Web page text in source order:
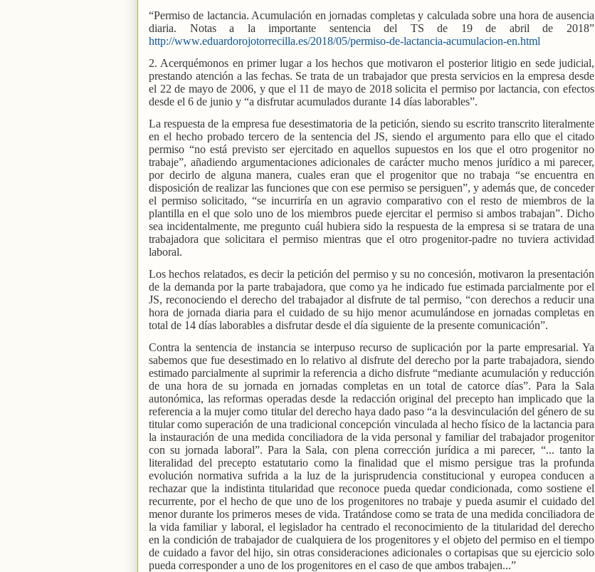
“Permiso de lactancia. Acumulación en jornadas completas y calculada sobre una hora de ausencia
diaria. Notas a la importante sentencia del TS de 19 de abril de 2018”
http://www.eduardorojotorrecilla.es/2018/05/permiso-de-lactancia-acumulacion-en.html
2. Acerquémonos en primer lugar a los hechos que motivaron el posterior litigio en sede judicial,
prestando atención a las fechas. Se trata de un trabajador que presta servicios en la empresa desde
el 22 de mayo de 2006, y que el 11 de mayo de 2018 solicita el permiso por lactancia, con efectos
desde el 6 de junio y “a disfrutar acumulados durante 14 días laborables”.
La respuesta de la empresa fue desestimatoria de la petición, siendo su escrito transcrito literalmente
en el hecho probado tercero de la sentencia del JS, siendo el argumento para ello que el citado
permiso “no está previsto ser ejercitado en aquellos supuestos en los que el otro progenitor no
trabaje”, añadiendo argumentaciones adicionales de carácter mucho menos jurídico a mi parecer,
por decirlo de alguna manera, cuales eran que el progenitor que no trabaja “se encuentra en
disposición de realizar las funciones que con ese permiso se persiguen”, y además que, de conceder
el permiso solicitado, “se incurriría en un agravio comparativo con el resto de miembros de la
plantilla en el que solo uno de los miembros puede ejercitar el permiso si ambos trabajan”. Dicho
sea incidentalmente, me pregunto cuál hubiera sido la respuesta de la empresa si se tratara de una
trabajadora que solicitara el permiso mientras que el otro progenitor-padre no tuviera actividad
laboral.
Los hechos relatados, es decir la petición del permiso y su no concesión, motivaron la presentación
de la demanda por la parte trabajadora, que como ya he indicado fue estimada parcialmente por el
JS, reconociendo el derecho del trabajador al disfrute de tal permiso, “con derechos a reducir una
hora de jornada diaria para el cuidado de su hijo menor acumulándose en jornadas completas en
total de 14 días laborables a disfrutar desde el día siguiente de la presente comunicación”.
Contra la sentencia de instancia se interpuso recurso de suplicación por la parte empresarial. Ya
sabemos que fue desestimado en lo relativo al disfrute del derecho por la parte trabajadora, siendo
estimado parcialmente al suprimir la referencia a dicho disfrute “mediante acumulación y reducción
de una hora de su jornada en jornadas completas en un total de catorce días”. Para la Sala
autonómica, las reformas operadas desde la redacción original del precepto han implicado que la
referencia a la mujer como titular del derecho haya dado paso “a la desvinculación del género de su
titular como superación de una tradicional concepción vinculada al hecho físico de la lactancia para
la instauración de una medida conciliadora de la vida personal y familiar del trabajador progenitor
con su jornada laboral”. Para la Sala, con plena corrección jurídica a mi parecer, “... tanto la
literalidad del precepto estatutario como la finalidad que el mismo persigue tras la profunda
evolución normativa sufrida a la luz de la jurisprudencia constitucional y europea conducen a
rechazar que la indistinta titularidad que reconoce pueda quedar condicionada, como sostiene el
recurrente, por el hecho de que uno de los progenitores no trabaje y pueda asumir el cuidado del
menor durante los primeros meses de vida. Tratándose como se trata de una medida conciliadora de
la vida familiar y laboral, el legislador ha centrado el reconocimiento de la titularidad del derecho
en la condición de trabajador de cualquiera de los progenitores y el objeto del permiso en el tiempo
de cuidado a favor del hijo, sin otras consideraciones adicionales o cortapisas que su ejercicio solo
pueda corresponder a uno de los progenitores en el caso de que ambos trabajen...”